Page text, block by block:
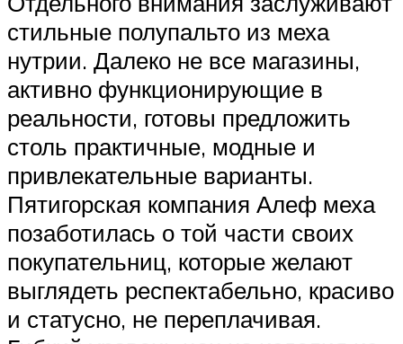
стильные полупальто из меха
нутрии. Далеко не все магазины,
активно функционирующие в
реальности, готовы предложить
столь практичные, модные и
привлекательные варианты.
Пятигорская компания Алеф меха
позаботилась о той части своих
покупательниц, которые желают
выглядеть респектабельно, красиво
и статусно, не переплачивая.